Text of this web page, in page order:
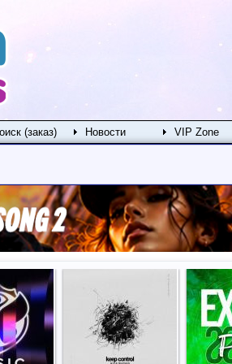
(заказ) Новости VIP Zone